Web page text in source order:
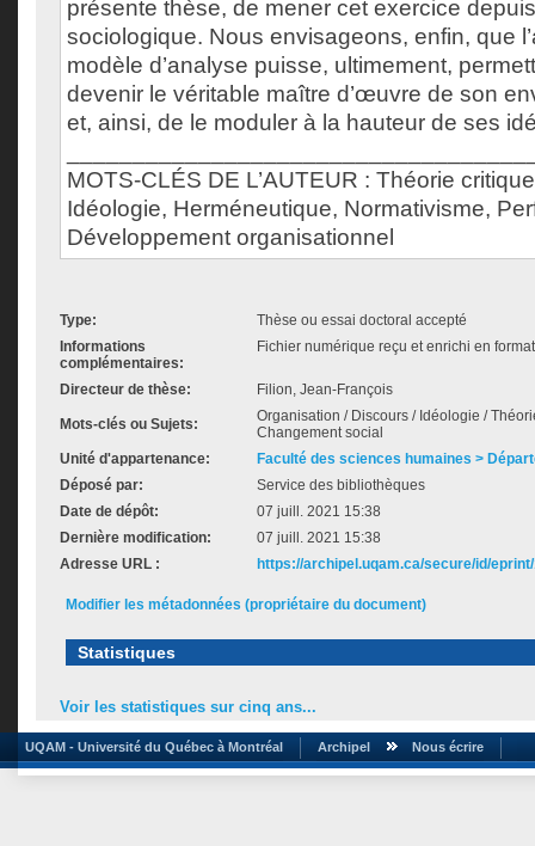
présente thèse, de mener cet exercice
sociologique. Nous envisageons, enfin, que
modèle d’analyse puisse, ultimement,
devenir le véritable maître d’œuvre de son
et, ainsi, de le moduler à la hauteur de ses
MOTS-CLÉS DE L’AUTEUR : Théorie
Idéologie, Herméneutique, Normativisme,
Développement organisationnel
Type:
Thèse ou essai doctoral accepté
Informations
complémentaires:
Fichier numérique reçu et enrichi en
Directeur de thèse: Filion, Jean-François
Mots-clés ou Sujets:
Organisation / Discours / Idéologie /
Changement social
Unité d'appartenance:
Faculté des sciences humaines >
Déposé par:
Service des bibliothèques
Date de dépôt:
07 juill. 2021 15:38
Dernière modification:
07 juill. 2021 15:38
Adresse URL :
https://archipel.uqam.ca/secure/id/
Modifier les métadonnées (propriétaire du document)
Statistiques
Voir les statistiques sur cinq ans...
UQAM - Université du Québec à Montréal Archipel Nous écrire